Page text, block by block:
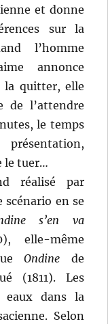
et donne
sur la
l’homme
annonce
la quitter, elle
de l’attendre
le temps
le tuer…
réalisé par
en se
s’en va
elle-même
Ondine de
(1811). Les
eaux dans la
Selon